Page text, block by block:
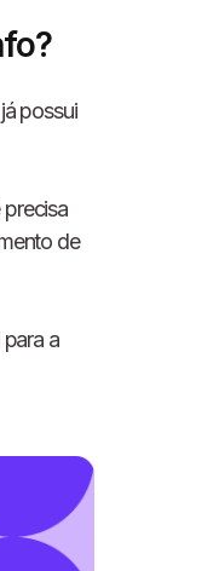
possui
de
a